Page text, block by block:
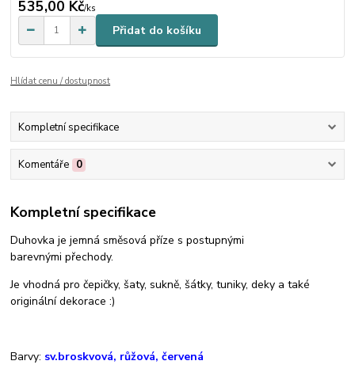
535,00 Kč/ks
Přidat do košíku
Hlídat cenu / dostupnost
Kompletní specifikace
Komentáře 0
Kompletní specifikace
Duhovka je jemná směsová příze s postupnými
barevnými přechody.
Je vhodná pro čepičky, šaty, sukně, šátky, tuniky, deky a také
originální dekorace :)
Barvy: sv.broskvová, růžová, červená